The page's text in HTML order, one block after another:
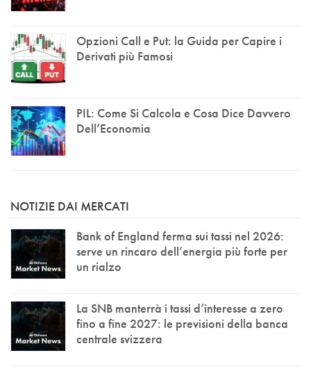
Opzioni Call e Put: la Guida per Capire i
Derivati più Famosi
PIL: Come Si Calcola e Cosa Dice Davvero
Dell’Economia
NOTIZIE DAI MERCATI
Bank of England ferma sui tassi nel 2026:
serve un rincaro dell’energia più forte per
un rialzo
La SNB manterrà i tassi d’interesse a zero
fino a fine 2027: le previsioni della banca
centrale svizzera